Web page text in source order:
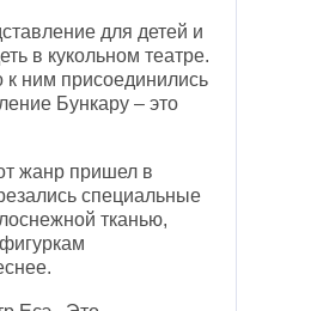
для детей и
в кукольном театре.
к ним присоединились
Бункару – это
жанр пришел в
специальные
тканью,